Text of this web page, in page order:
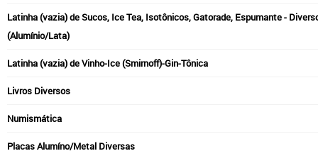
Latinha (vazia) de Sucos, Ice Tea, Isotônicos, Gatorade, Espumante -
(Alumínio/Lata)
Latinha (vazia) de Vinho-Ice (Smirnoff)-Gin-Tônica
Livros Diversos
Numismática
Placas Alumíno/Metal Diversas